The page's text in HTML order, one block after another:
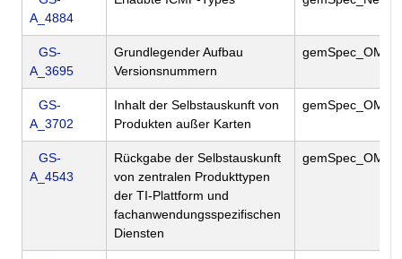
A_4884
GS-
A_3695
Grundlegender Aufbau
Versionsnummern
gemSpec_OM
GS-
A_3702
Inhalt der Selbstauskunft von
Produkten außer Karten
gemSpec_OM
GS-
A_4543
Rückgabe der Selbstauskunft
von zentralen Produkttypen
der TI-Plattform und
fachanwendungsspezifischen
Diensten
gemSpec_OM